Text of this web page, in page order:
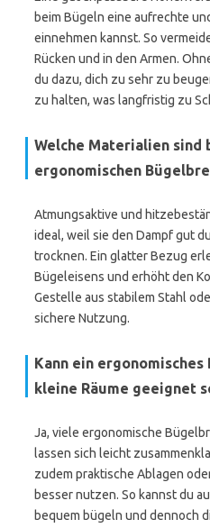
beim Bügeln eine aufrechte
einnehmen kannst. So
Rücken und in den Armen.
du dazu, dich zu sehr zu
zu halten, was langfristig zu
Welche Materialien sind
ergonomischen
Atmungsaktive und
ideal, weil sie den Dampf gut
trocknen. Ein glatter Bezug
Bügeleisens und erhöht den
Gestelle aus stabilem Stahl
sichere Nutzung.
Kann ein
kleine Räume geeignet
Ja, viele ergonomische
lassen sich leicht
zudem praktische Ablagen
besser nutzen. So kannst du
bequem bügeln und dennoch